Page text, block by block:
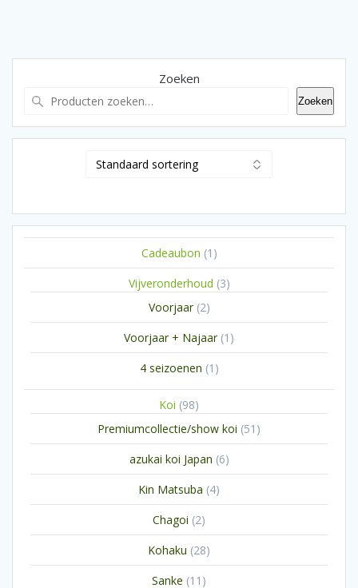
Zoeken
Zoeken
Cadeaubon 1 1
product
Vijveronderhoud 33
Voorjaar 22
producten
Voorjaar + Najaar 1 1
product
4 seizoenen 1 1
Koi 9898
producten
Premiumcollectie/show koi 51 51
producten
azukai koi Japan 66
producten
Kin Matsuba 44
producten
Chagoi 22
producten
Kohaku 2828
producten
Sanke 11 11